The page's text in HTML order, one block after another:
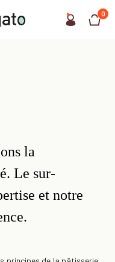
0
la
Le sur-
et notre